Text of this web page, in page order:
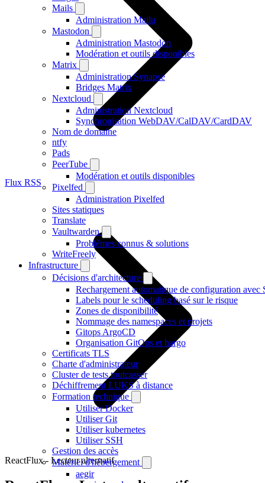
Mails
Administration Mailu
Mastodon
Administration Mastodon
Modération et outils disponibles
Matrix
Administration Synapse
Bridges Matrix
Nextcloud
Administration Nextcloud
Synchronisation WebDAV/CalDAV/CardDAV
Nom de domaine
ntfy
Pads
PeerTube
Modération et outils disponibles
Pixelfed
Administration Pixelfed
Sites statiques
Translate
Vaultwarden
Problèmes connus & solutions
WriteFreely
Infrastructure
Décisions d'architecture
Rechargement automatique de configuration avec
Labels pour le scheduling basé sur le risque
Zones de disponibilité
Nommage des namespaces et projets
Gitops ArgoCD
Organisation GitOps et hargo
Certificats TLS
Charte d'administrateur
Cluster de tests toutcasser
Déchiffrement LUKS à distance
Formation technique
Utiliser Docker
Utiliser Git
Utiliser kubernetes
Utiliser SSH
Gestion des accès
Matériel d'hébergement
aegir
Flux RSS
ReactFlux - Lecteur alternatif